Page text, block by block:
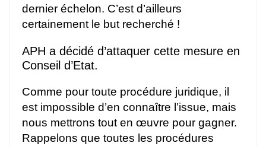
dernier échelon. C’est d’ailleurs
certainement le but recherché !
APH a décidé d’attaquer cette mesure en
Conseil d’Etat.
Comme pour toute procédure juridique, il
est impossible d’en connaître l’issue, mais
nous mettrons tout en œuvre pour gagner.
Rappelons que toutes les procédures